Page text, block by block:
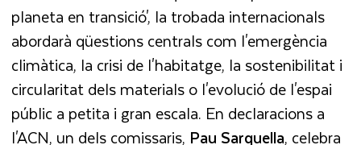
planeta en transició', la trobada internacionals
abordarà qüestions centrals com l'emergència
climàtica, la crisi de l'habitatge, la sostenibilitat i
circularitat dels materials o l'evolució de l'espai
públic a petita i gran escala. En declaracions a
l'ACN, un dels comissaris, Pau Sarquella, celebra